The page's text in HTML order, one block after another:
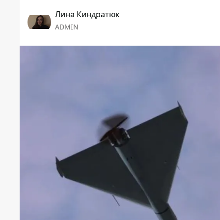
Лина Киндратюк
ADMIN